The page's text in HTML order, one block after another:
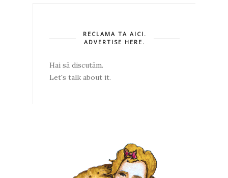
RECLAMA TA AICI.
ADVERTISE HERE.
Hai să discutăm.
Let's talk about it.